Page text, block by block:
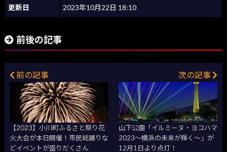
更新日 2023年10月22日 18:10
前後の記事
前の記事
【2023】小川町ふるさと祭り花
火大会が本日開催！市民総踊りな
どイベントが盛りだくさん
次の記事
山下公園「イルミーヌ・ヨコハマ
2023～横浜の未来が輝く～」が
12月1日より点灯！